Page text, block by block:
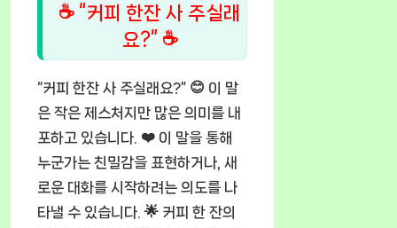
☕ “커피 한잔 사 주실래
요?” ☕
“커피 한잔 사 주실래요?” 😊 이 말
은 작은 제스처지만 많은 의미를 내
포하고 있습니다. ❤️ 이 말을 통해
누군가는 친밀감을 표현하거나, 새
로운 대화를 시작하려는 의도를 나
타낼 수 있습니다. 🌟 커피 한 잔의